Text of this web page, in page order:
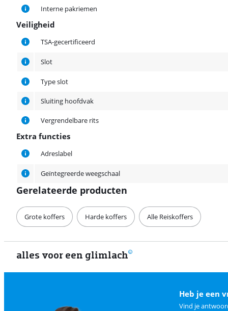
Interne pakriemen
Veiligheid
Veiligheid
TSA-gecertificeerd
Slot
Type slot
Sluiting hoofdvak
Vergrendelbare rits
Extra functies
Extra functies
Adreslabel
Geïntegreerde weegschaal
Gerelateerde producten
Grote koffers Harde koffers Alle Reiskoffers
alles voor een glimlach
Heb je een
Vind je